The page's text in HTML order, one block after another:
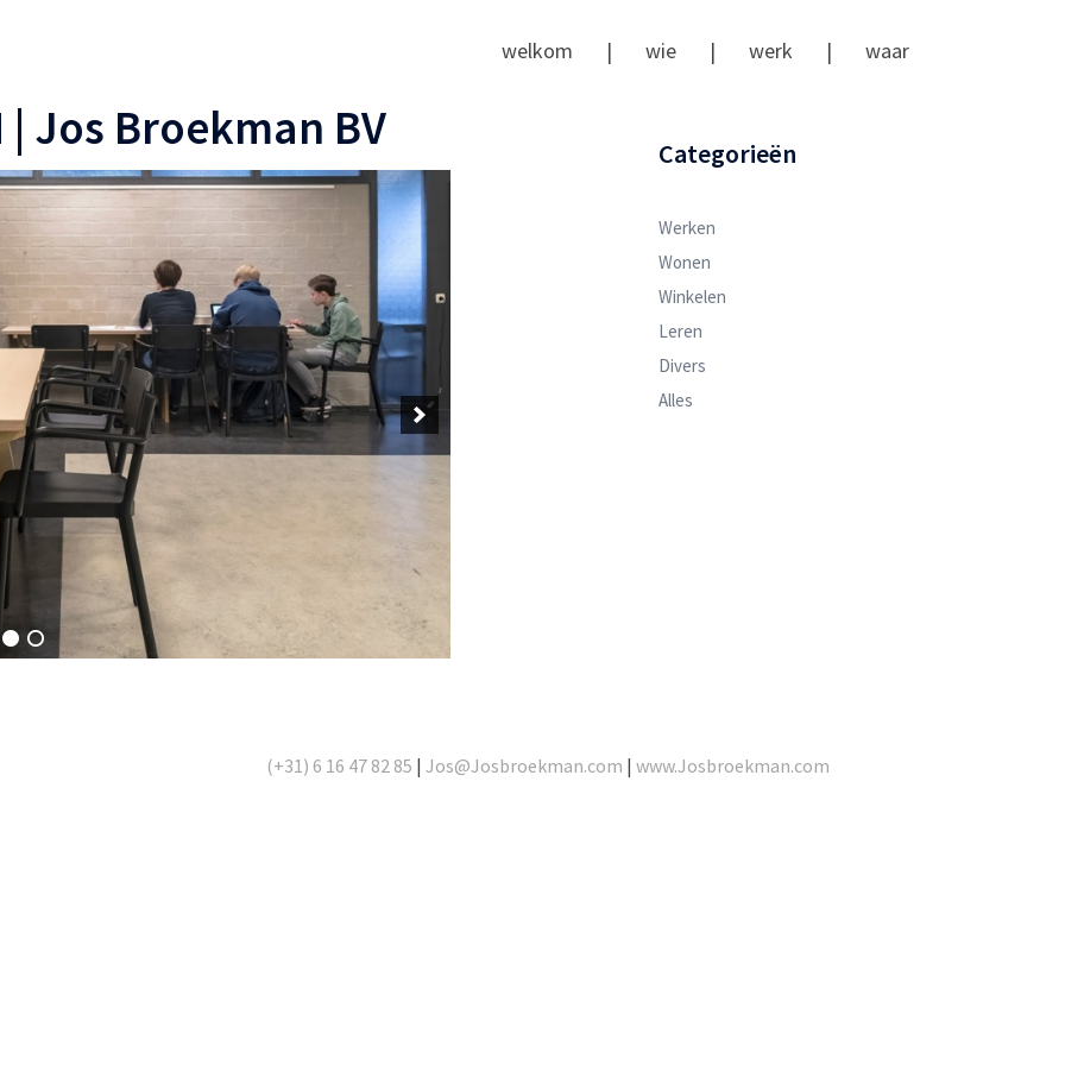
welkom | wie | werk | waar
Jos Broekman BV Categorieën
Werken
Wonen
Winkelen
Leren
Divers
Alles
(+31) 6 16 47 82 85 | Jos@Josbroekman.com | www.Josbroekman.com